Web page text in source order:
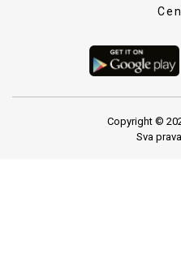
Copyright ©
Sva